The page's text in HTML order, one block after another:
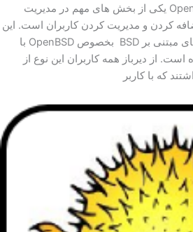
مدیریت کاربران در OpenBSD یکی از بخش های مهم در مدیریت
کردن و مدیریت کردن کاربران است. این
بخش در سیستم عامل های مبتنی بر BSD بخصوص OpenBSD با
از دیرباز همه کاربران این نوع از
که با کاربر